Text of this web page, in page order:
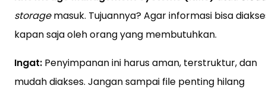
storagemasuk. Tujuannya? Agar informasi bisa
kapan saja oleh orang yang membutuhkan.
Ingat: Penyimpanan ini harus aman, terstruktur, dan
mudah diakses. Jangan sampai file penting hilang